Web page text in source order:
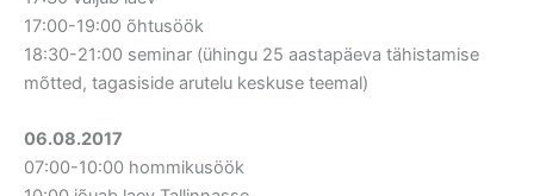
17:00-19:00 õhtusöök
18:30-21:00 seminar (ühingu 25 aastapäeva tähistamise
mõtted, tagasiside arutelu keskuse teemal)
06.08.2017
07:00-10:00 hommikusöök